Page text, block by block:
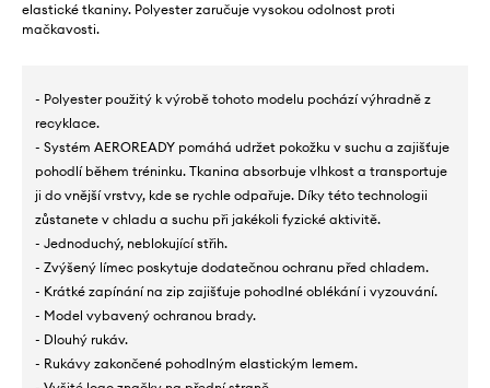
elastické tkaniny. Polyester zaručuje vysokou odolnost proti
mačkavosti.
- Polyester použitý k výrobě tohoto modelu pochází výhradně z
recyklace.
- Systém AEROREADY pomáhá udržet pokožku v suchu a zajišťuje
pohodlí během tréninku. Tkanina absorbuje vlhkost a transportuje
ji do vnější vrstvy, kde se rychle odpařuje. Díky této technologii
zůstanete v chladu a suchu při jakékoli fyzické aktivitě.
- Jednoduchý, neblokující střih.
- Zvýšený límec poskytuje dodatečnou ochranu před chladem.
- Krátké zapínání na zip zajišťuje pohodlné oblékání i vyzouvání.
- Model vybavený ochranou brady.
- Dlouhý rukáv.
- Rukávy zakončené pohodlným elastickým lemem.